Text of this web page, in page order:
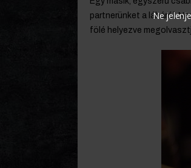
partnerünket a lábáról.
fölé helyezve
Ne